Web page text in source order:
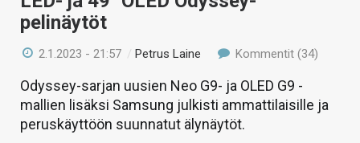
pelinäytöt
2.1.2023 - 21:57 /Petrus Laine Kommentit (34)
Odyssey-sarjan uusien Neo G9- ja OLED G9 -
mallien lisäksi Samsung julkisti ammattilaisille ja
peruskäyttöön suunnatut älynäytöt.